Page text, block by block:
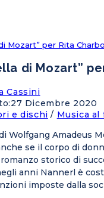
Mozart” per Rita
di Mozart”
Cassini
27 Dicembre 2020
e dischi / Musica al
Wolfgang Amadeus
se il corpo di
storico di
anni Nannerl è
imposte dalla